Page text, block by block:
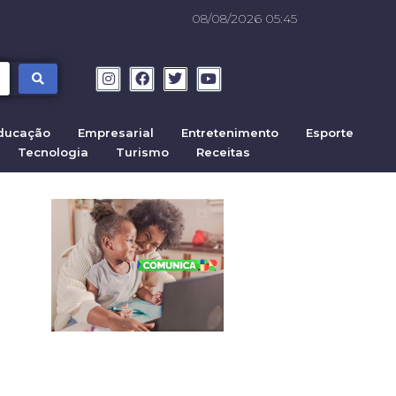
08/08/2026 05:45
Empresarial Entretenimento
Esporte
Tecnologia Turismo Receitas